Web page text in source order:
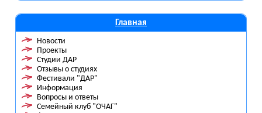
Главная
Новости
Проекты
Студии ДАР
Отзывы о студиях
Фестивали "ДАР"
Информация
Вопросы и ответы
Семейный клуб "ОЧАГ"